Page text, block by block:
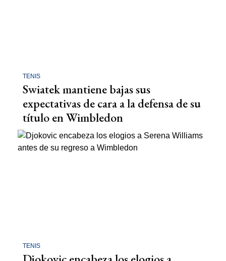
TENIS
Swiatek mantiene bajas sus
expectativas de cara a la defensa de su
título en Wimbledon
TENIS